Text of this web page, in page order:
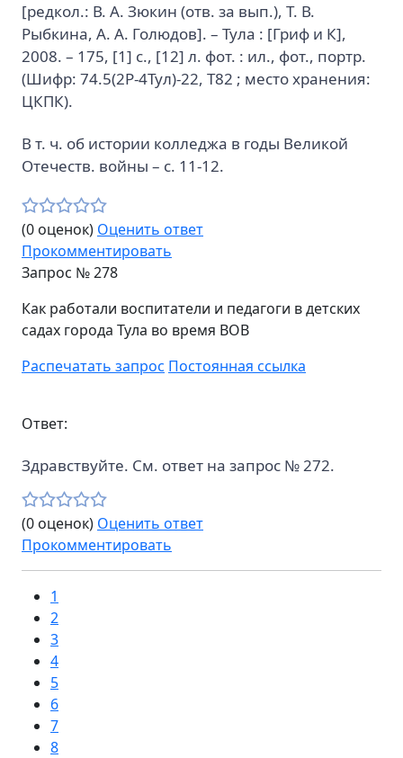
[редкол.: В. А. Зюкин (отв. за вып.), Т. В.
Рыбкина, А. А. Голюдов]. – Тула : [Гриф и К],
2008. – 175, [1] с., [12] л. фот. : ил., фот., портр.
(Шифр: 74.5(2Р-4Тул)-22, Т82 ; место хранения:
ЦКПК).
В т. ч. об истории колледжа в годы Великой
Отечеств. войны – с. 11-12.
(0 оценок) Оценить ответ
Прокомментировать
Запрос №278
Как работали воспитатели и педагоги в детских
садах города Тула во время ВОВ
Распечатать запрос Постоянная ссылка
Ответ:
Здравствуйте. См. ответ на запрос № 272.
(0 оценок) Оценить ответ
Прокомментировать
1
2
3
4
5
6
7
8